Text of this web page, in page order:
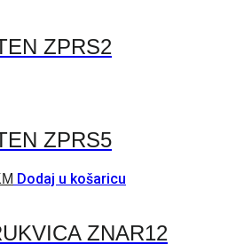
ZPRS2
ZPRS5
Dodaj u košaricu
ZNAR12